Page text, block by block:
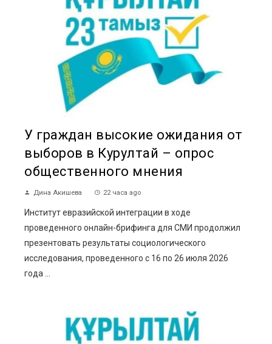
У граждан высокие ожидания от
выборов в Курултай – опрос
общественного мнения
Дина Акишева 22 часа ago
Институт евразийской интеграции в ходе
проведенного онлайн-брифинга для СМИ продолжил
презентовать результаты социологического
исследования, проведенного с 16 по 26 июля 2026
года ...